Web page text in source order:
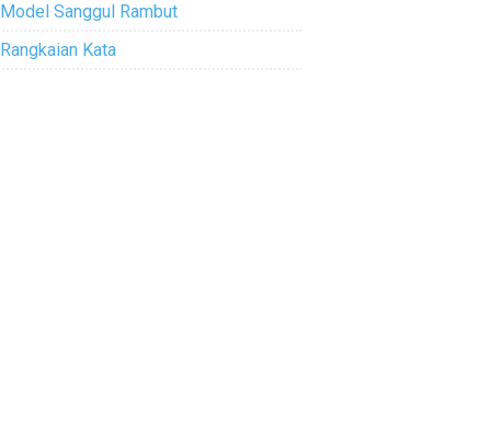
Model Sanggul Rambut
Rangkaian Kata